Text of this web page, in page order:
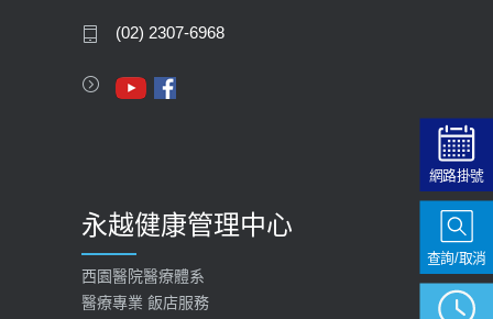
(02) 2307-6968
永越健康管理中心
西園醫院醫療體系
醫療專業 飯店服務
網路掛號
查詢/取消